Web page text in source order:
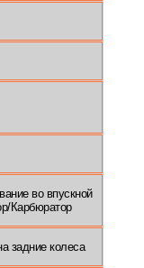
во впускной
Карбюратор
задние колеса